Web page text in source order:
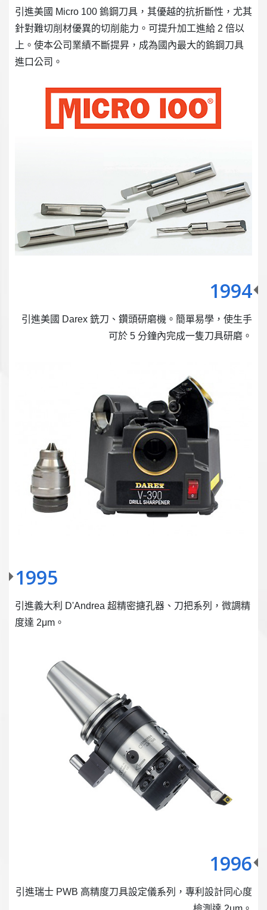
引進美國 Micro 100 鎢鋼刀具，其優越的抗折斷性，尤其
針對難切削材優異的切削能力。可提升加工進給 2 倍以
上。使本公司業績不斷提昇，成為國內最大的鎢鋼刀具
進口公司。
1994
引進美國 Darex 銑刀、鑽頭研磨機。簡單易學，使生手
可於 5 分鐘內完成一隻刀具研磨。
1995
引進義大利 D'Andrea 超精密搪孔器、刀把系列，微調精
度達 2μm。
1996
引進瑞士 PWB 高精度刀具設定儀系列，專利設計同心度